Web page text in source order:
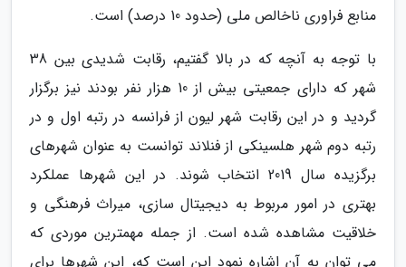
منابع فراوری ناخالص ملی (حدود 10 درصد) است.
با توجه به آنچه که در بالا گفتیم، رقابت شدیدی بین 38
شهر که دارای جمعیتی بیش از 10 هزار نفر بودند نیز برگزار
گردید و در این رقابت شهر لیون از فرانسه در رتبه اول و در
رتبه دوم شهر هلسینکی از فنلاند توانست به عنوان شهرهای
برگزیده سال 2019 انتخاب شوند. در این شهرها عملکرد
بهتری در امور مربوط به دیجیتال سازی، میراث فرهنگی و
خلاقیت مشاهده شده است. از جمله مهمترین موردی که
می توان به آن اشاره نمود این است که، این شهرها برای